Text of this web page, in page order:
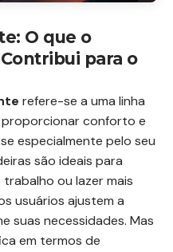
O que o
para o
refere-se a uma linha
conforto e
especialmente pelo seu
são ideais para
ou lazer mais
usuários ajustem a
suas necessidades. Mas
em termos de